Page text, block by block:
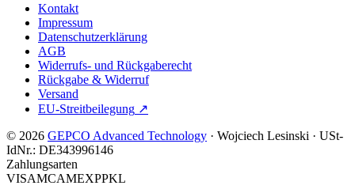
Kontakt
Impressum
Datenschutzerklärung
AGB
Widerrufs- und Rückgaberecht
Rückgabe & Widerruf
Versand
EU-Streitbeilegung ↗
© 2026 GEPCO Advanced Technology · Wojciech Lesinski · USt-
IdNr.: DE343996146
Zahlungsarten
VISAMCAMEXPPKL